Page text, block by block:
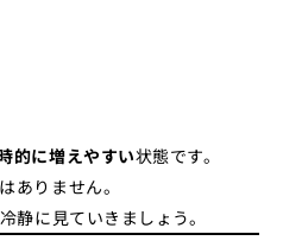
的に増えやすい状態です。
ありません。
静に見ていきましょう。